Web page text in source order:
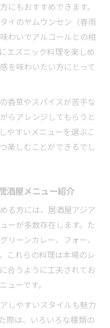
にもおすすめできます。
イのヤムウンセン（春雨
わいでアルコールとの相
エスニック料理を楽しめ
を味わいたい方にとって
香草やスパイスが苦手な
らアレンジしてもらうと
やすいメニューを選ぶこ
楽しむことができるでし
酒屋メニュー紹介
る方には、居酒屋アジア
ーが多数存在します。た
リーンカレー、フォー、
これらの料理は本場のレ
合うように工夫されてお
ューです。
しやすいスタイルも魅力
際は、いろいろな種類の